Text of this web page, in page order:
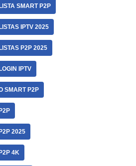
SMART P2P
IPTV 2025
P2P 2025
IPTV
SMART P2P
2025
4K